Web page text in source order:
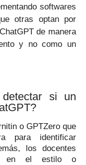
softwares
otras optan por
de manera
y no como un
si un
o GPTZero que
para identificar
los docentes
en el estilo o